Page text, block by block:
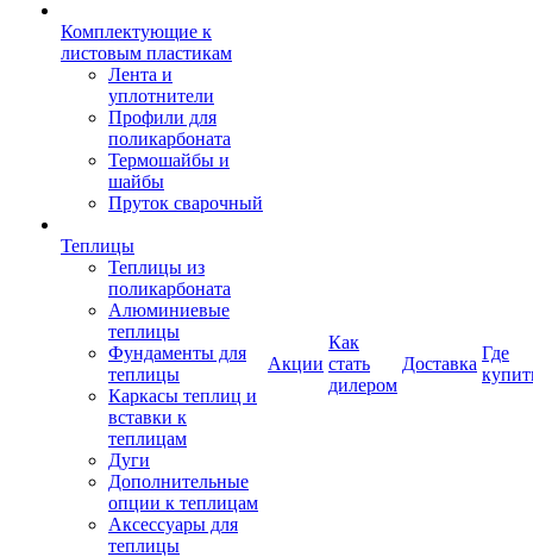
Комплектующие к
листовым пластикам
Лента и
уплотнители
Профили для
поликарбоната
Термошайбы и
шайбы
Пруток сварочный
Теплицы
Теплицы из
поликарбоната
Алюминиевые
теплицы
Фундаменты для
теплицы
Каркасы теплиц и
вставки к
теплицам
Дуги
Дополнительные
опции к теплицам
Аксессуары для
теплицы
Акции
Как
стать
дилером
Доставка
Где